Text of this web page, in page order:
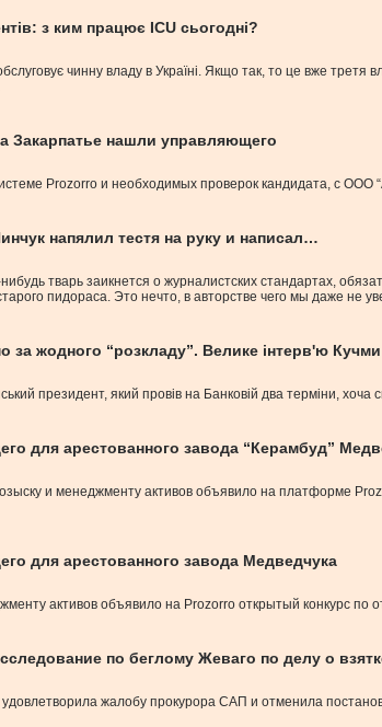
з ким працює ICU сьогодні?
чинну владу в Україні. Якщо так, то це вже
Закарпатье нашли управляющего
Prozorro и необходимых проверок кандидата, с ООО
напялил тестя на руку и написал…
тварь заикнется о журналистских стандартах,
пидораса. Это нечто, в авторстве чего мы даже не
за жодного “розкладу”. Велике інтерв'ю
президент, який провів на Банковій два терміни, хоча
для арестованного завода “Керамбуд”
и менеджменту активов объявило на платформе
для арестованного завода Медведчука
активов объявило на Prozorro открытый конкурс
по беглому Жеваго по делу о
жалобу прокурора САП и отменила